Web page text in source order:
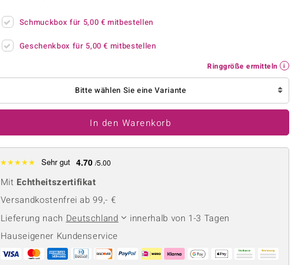
Spektrolith
Turmalin
Gelb
Schmuckbox für 5,00 € mitbestellen
Geschenkbox für 5,00 € mitbestellen
Ringgröße ermitteln
Bitte wählen Sie eine Variante
In den Warenkorb
★★★★★ Sehr gut 4.70 /5.00
Mit Echtheitszertifikat
Versandkostenfrei ab 99,- €
Lieferung nach Deutschland
innerhalb von 1-3 Tagen
Hauseigener Kundenservice